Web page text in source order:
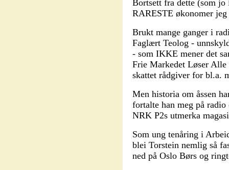
Bortsett fra dette (som
RARESTE økonomer jeg
Brukt mange ganger i
Faglært Teolog -
- som IKKE mener det
Frie Markedet Løser Alle
skattet rådgiver for bl.a.
Men historia om åssen
fortalte han meg på
NRK P2s utmerka
Som ung tenåring i
blei Torstein nemlig så
ned på Oslo Børs og